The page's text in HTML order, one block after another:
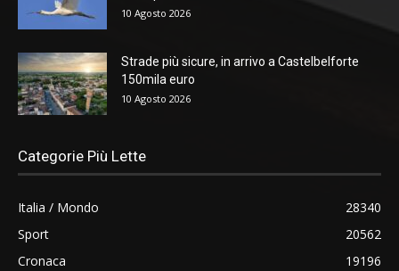
10 Agosto 2026
Strade più sicure, in arrivo a Castelbelforte
150mila euro
10 Agosto 2026
Categorie Più Lette
Italia / Mondo
28340
Sport
20562
Cronaca
19196